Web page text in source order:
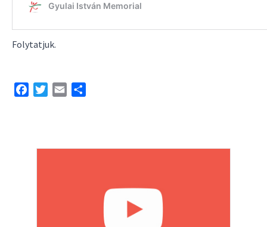
Folytatjuk.
FacebookTwitterEmail